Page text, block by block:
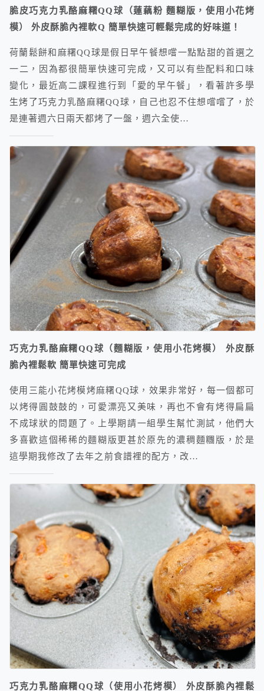
脆皮巧克力乳酪麻糬QQ球（蓮藕粉 麵糊版，使用小花烤
模） 外皮酥脆內裡軟Q 簡單快速可輕鬆完成的好味道！
荷蘭鬆餅和麻糬QQ球是假日早午餐想嚐一點點甜的首選之
一二，因為都很簡單快速可完成，又可以有些配料和口味
變化，最近高二課程進行到「愛的早午餐」，看著許多學
生烤了巧克力乳酪麻糬QQ球，自己也忍不住想嚐嚐了，於
是連著週六日兩天都烤了一盤，週六全使…
巧克力乳酪麻糬QQ球（麵糊版，使用小花烤模） 外皮酥
脆內裡鬆軟 簡單快速可完成
使用三能小花烤模烤麻糬QQ球，效果非常好，每一個都可
以烤得圓鼓鼓的，可愛漂亮又美味，再也不會有烤得扁扁
不成球狀的問題了。上學期請一組學生幫忙測試，他們大
多喜歡這個稀稀的麵糊版更甚於原先的濃稠麵糰版，於是
這學期我修改了去年之前食譜裡的配方，改…
巧克力乳酪麻糬QQ球（使用小花烤模） 外皮酥脆內裡鬆